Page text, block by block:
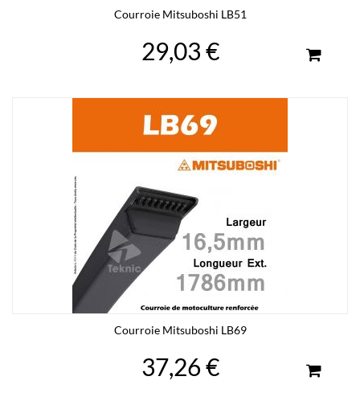
Courroie Mitsuboshi LB51
29,03 €
Courroie Mitsuboshi LB69
37,26 €